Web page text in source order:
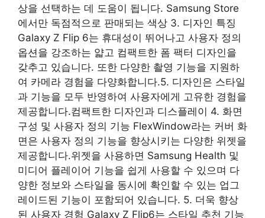
상을 선택하는 데 도움이 됩니다. Samsung Store
에서만 독점적으로 판매되는 색상 3. 디자인 특징
Galaxy Z Flip 6는 휴대성이 뛰어나고 사용자 정의
옵션을 강조하는 얇고 컴팩트한 폼 팩터 디자인을
갖추고 있습니다. 또한 다양한 촬영 기능을 지원하
여 카메라 경험을 다양화합니다.5. 디자인은 스타일
과 기능을 모두 반영하여 사용자에게 고유한 경험을
제공합니다.컴팩트한 디자인과 디스플레이 4. 화면
구성 및 사용자 정의 기능 FlexWindow라는 커버 화
면은 사용자 정의 기능을 향상시키는 다양한 위젯을
제공합니다.위젯을 사용하면 Samsung Health 및
미디어 플레이어 기능을 쉽게 사용할 수 있으며 다
양한 정보와 스타일을 동시에 확인할 수 있는 업그
레이드된 기능이 포함되어 있습니다. 5. 더욱 향상
된 사용자 경험 Galaxy Z Flip6는 스타일 추천 기능